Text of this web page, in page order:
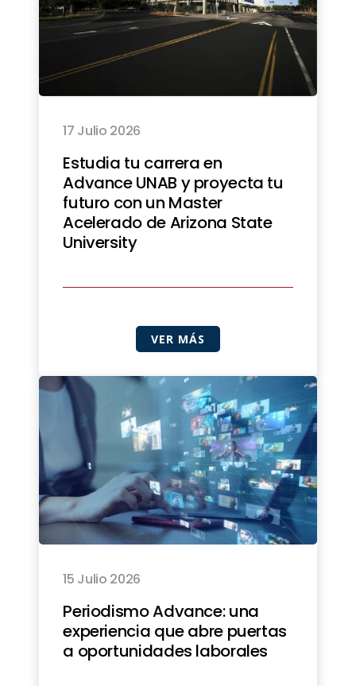
17 Julio 2026
Estudia tu carrera en
Advance UNAB y proyecta tu
futuro con un Master
Acelerado de Arizona State
University
VER MÁS
15 Julio 2026
Periodismo Advance: una
experiencia que abre puertas
a oportunidades laborales